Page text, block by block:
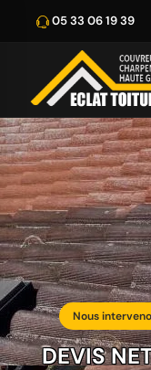
05 33 06 19 39
Nous
DEVIS